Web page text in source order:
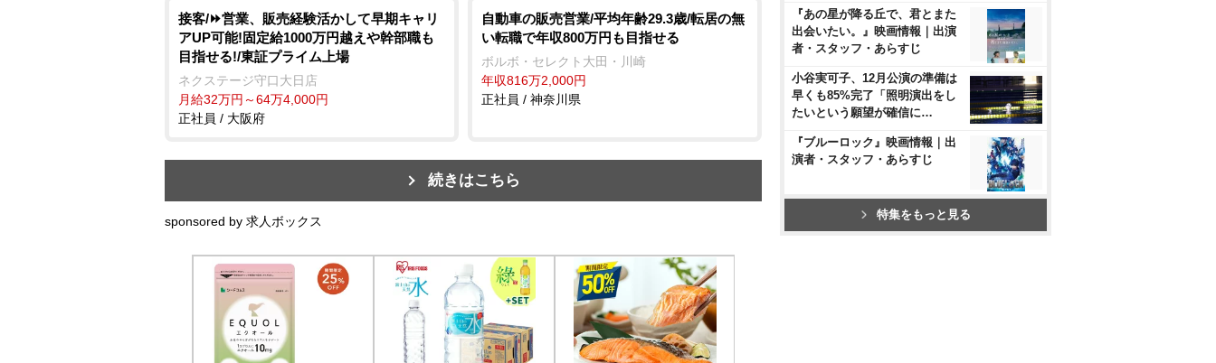
接客/⏩️営業、販売経験活かして早期キャリ
アUP可能!固定給1000万円越えや幹部職も
目指せる!/東証プライム上場
ネクステージ守口大日店
月給32万円～64万4,000円
正社員 / 大阪府
自動車の販売営業/平均年齢29.3歳/転居の無
い転職で年収800万円も目指せる
ボルボ・セレクト大田・川崎
年収816万2,000円
正社員 / 神奈川県
続きはこちら
sponsored by 求人ボックス
『あの星が降る丘で、君とまた
出会いたい。』映画情報｜出演
者・スタッフ・あらすじ
小谷実可子、12月公演の準備は
早くも85%完了「照明演出をし
たいという願望が確信に…
『ブルーロック』映画情報｜出
演者・スタッフ・あらすじ
特集をもっと見る